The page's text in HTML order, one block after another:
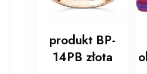
produkt BP-
14PB złota